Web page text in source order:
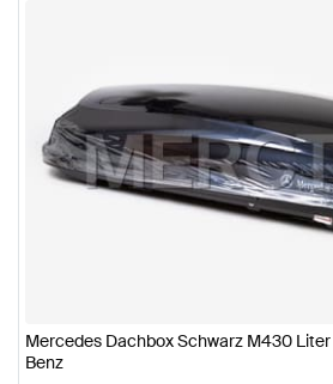
Mercedes Dachbox Schwarz M430
Benz